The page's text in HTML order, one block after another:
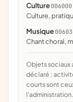
Culture 006000
culture,
Musique
chant choral,
Objets sociaux attribués par l'administration d'après l'objet
déclaré ;
courts sont
l'administration.